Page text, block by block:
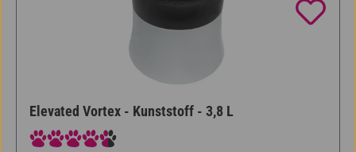
Elevated Vortex - Kunststoff - 3,8 L